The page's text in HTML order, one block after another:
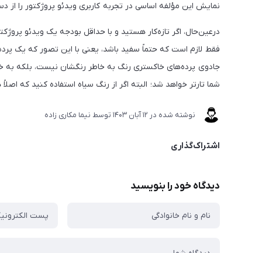
نمایش این مؤلفه اساسی در تجربه کاربری ویدئو پروژکتور را از
درعین‌حال، اگر تازه‌کار هستید و با حداقل بودجه یک ویدئو
فقط لازم است که حتماً سفید باشد، یعنی با این تصور که یک
جادوی پرده‌های خاکستری رنگ به خاطر رنگشان نیست، بلکه به
شما تارتر خواهد شد؛ البته اگر از رنگ سیاه استفاده کنید که
نوشته شده در 12 آبان 1403 توسط نیما مکاری زاده
اشتراک‌گذاری
دیدگاه خود را بنویسید